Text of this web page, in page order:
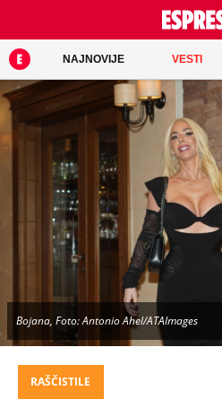
NAJNOVIJE VESTI
Bojana, Foto: Antonio Ahel/ATAImages
RAŠČISTILE